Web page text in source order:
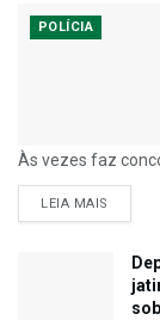
POLÍCIA
Às vezes faz
LEIA MAIS